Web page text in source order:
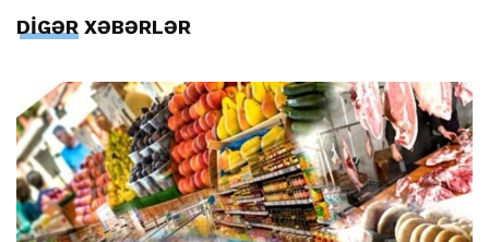
DİGƏR XƏBƏRLƏR